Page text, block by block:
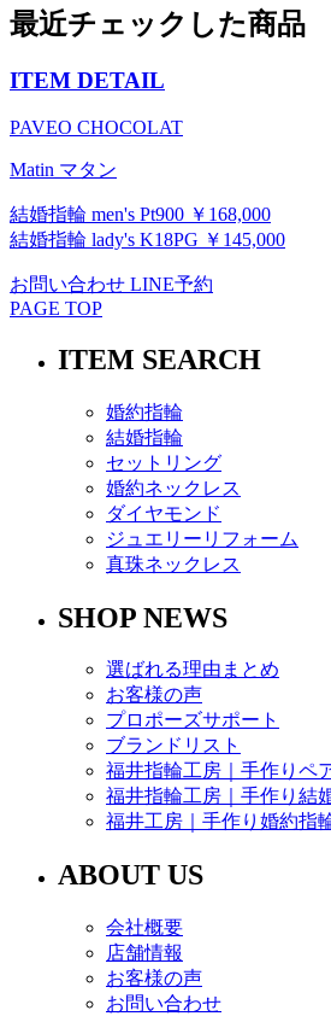
最近チェックした商品
ITEM DETAIL
PAVEO CHOCOLAT
Matin マタン
結婚指輪 men's Pt900 ￥168,000
結婚指輪 lady's K18PG ￥145,000
お問い合わせ LINE予約
PAGE TOP
ITEM SEARCH
婚約指輪
結婚指輪
セットリング
婚約ネックレス
ダイヤモンド
ジュエリーリフォーム
真珠ネックレス
SHOP NEWS
選ばれる理由まとめ
お客様の声
プロポーズサポート
ブランドリスト
福井指輪工房｜手作りペ
福井指輪工房｜手作り結
福井工房｜手作り婚約指
ABOUT US
会社概要
店舗情報
お客様の声
お問い合わせ